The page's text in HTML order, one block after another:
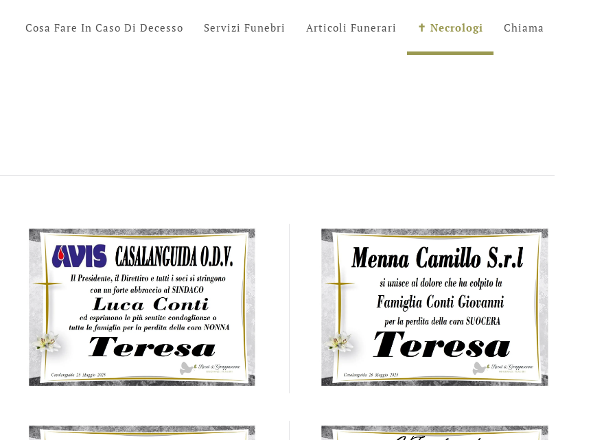
Cosa Fare In Caso Di Decesso Servizi Funebri Articoli Funerari ✝︎ Necrologi Chiama